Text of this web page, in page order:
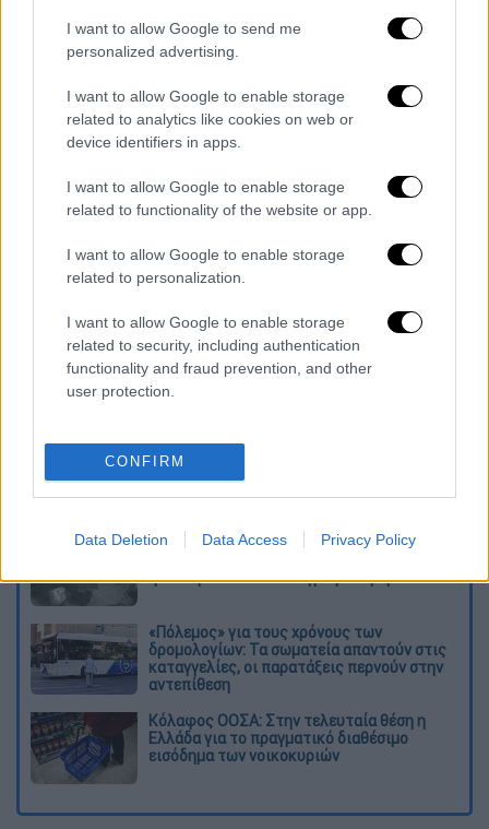
I want to allow Google to send me
personalized advertising.
I want to allow Google to enable storage
related to analytics like cookies on web or
device identifiers in apps.
I want to allow Google to enable storage
related to functionality of the website or app.
I want to allow Google to enable storage
related to personalization.
I want to allow Google to enable storage
related to security, including authentication
functionality and fraud prevention, and other
user protection.
CONFIRM
Data Deletion Data Access Privacy Policy
Τα έγγραφα αποκαλύπτουν ότι εταιρείες του
Αμπράμοβιτς χρησιμοποιούσανoffshore
δομέςγια να δημιουργήσουν την εικόνα ότι
τα πέντε υπερπολυτελή γιοτ του, όπως
ενοικιάζονταν για εμπορικούς σκοπούς.
εταιρείες να αποφύγουν την
πληρωμήΦΠΑγια τεράστια έξοδα, όπως τα
εκατ. ανά γέμισμα καυσίμου.
Περισσότερα στοwww.imerisia.gr
Διαβάστε ακόμη
Δημιούργησαν με AI νέους ιούς μέσα σε
λίγες ώρες - Γιατί προβληματίζονται οι
επιστήμονες
Σαν το τρομακτικό It: 15χρονο ντυμένος
ηλικιωμένο - Τον κατέγραψε κάμερα
«Πόλεμος» για τους χρόνους των
δρομολογίων: Τα σωματεία απαντούν στις
καταγγελίες, οι παρατάξεις περνούν στην
αντεπίθεση
Κόλαφος ΟΟΣΑ: Στην τελευταία θέση η
Ελλάδα για το πραγματικό διαθέσιμο
εισόδημα των νοικοκυριών